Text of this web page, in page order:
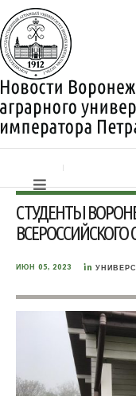
СТУДЕНТЫ
ВСЕРОССИЙСКОГО
ИЮН 05, 2023 in